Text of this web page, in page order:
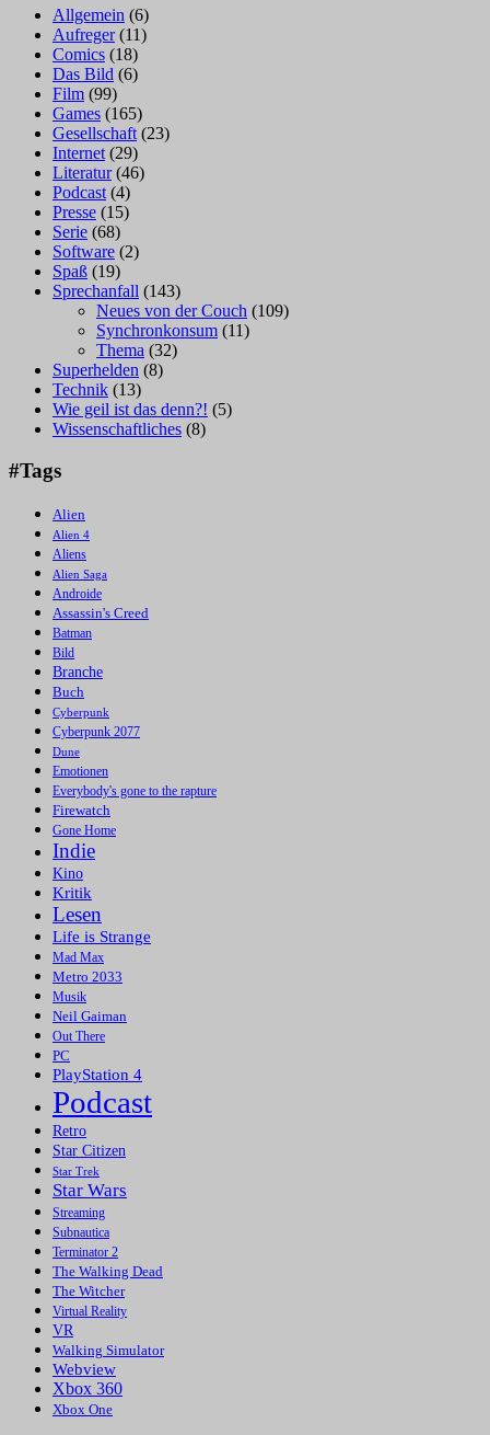
Allgemein (6)
Aufreger(11)
Comics (18)
Das Bild (6)
Film (99)
Games (165)
Gesellschaft (23)
Internet (29)
Literatur(46)
Podcast (4)
Presse (15)
Serie (68)
Software (2)
Spaß (19)
Sprechanfall (143)
Neues von der Couch (109)
Synchronkonsum (11)
Thema (32)
Superhelden (8)
Technik (13)
Wie geil ist das denn?! (5)
Wissenschaftliches (8)
#Tags
Alien
Alien 4
Aliens
Alien Saga
Androide
Assassin's Creed
Batman
Bild
Branche
Buch
Cyberpunk
Cyberpunk 2077
Dune
Emotionen
Everybody's gone to the rapture
Firewatch
Gone Home
Indie
Kino
Kritik
Lesen
Life is Strange
Mad Max
Metro 2033
Musik
Neil Gaiman
Out There
PC
PlayStation 4
Podcast
Retro
Star Citizen
Star Trek
Star Wars
Streaming
Subnautica
Terminator 2
The Walking Dead
The Witcher
Virtual Reality
VR
Walking Simulator
Webview
Xbox 360
Xbox One